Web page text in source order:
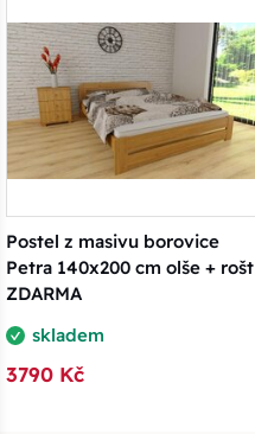
Postel z masivu borovice
Petra 140x200 cm olše + rošt
ZDARMA
skladem
3790 Kč